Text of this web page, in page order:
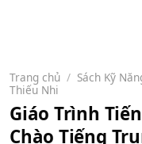
Trang chủ / Sách Kỹ
Thiếu Nhi
Giáo Trình
Chào Tiếng